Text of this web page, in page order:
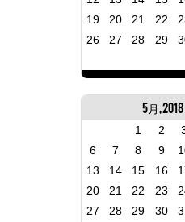
19
20 21 22
26
27 28 29
5月, 2018
1 2
6
7 8 9
13
14 15 16
20
21 22 23
27
28 29 30